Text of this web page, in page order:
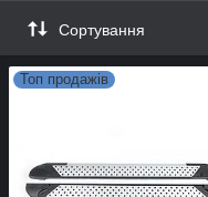
Сортування
Топ продажів